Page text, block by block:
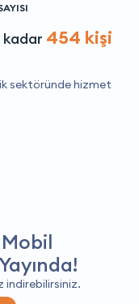
kadar 454 kişi
sektöründe hizmet
indirebilirsiniz.